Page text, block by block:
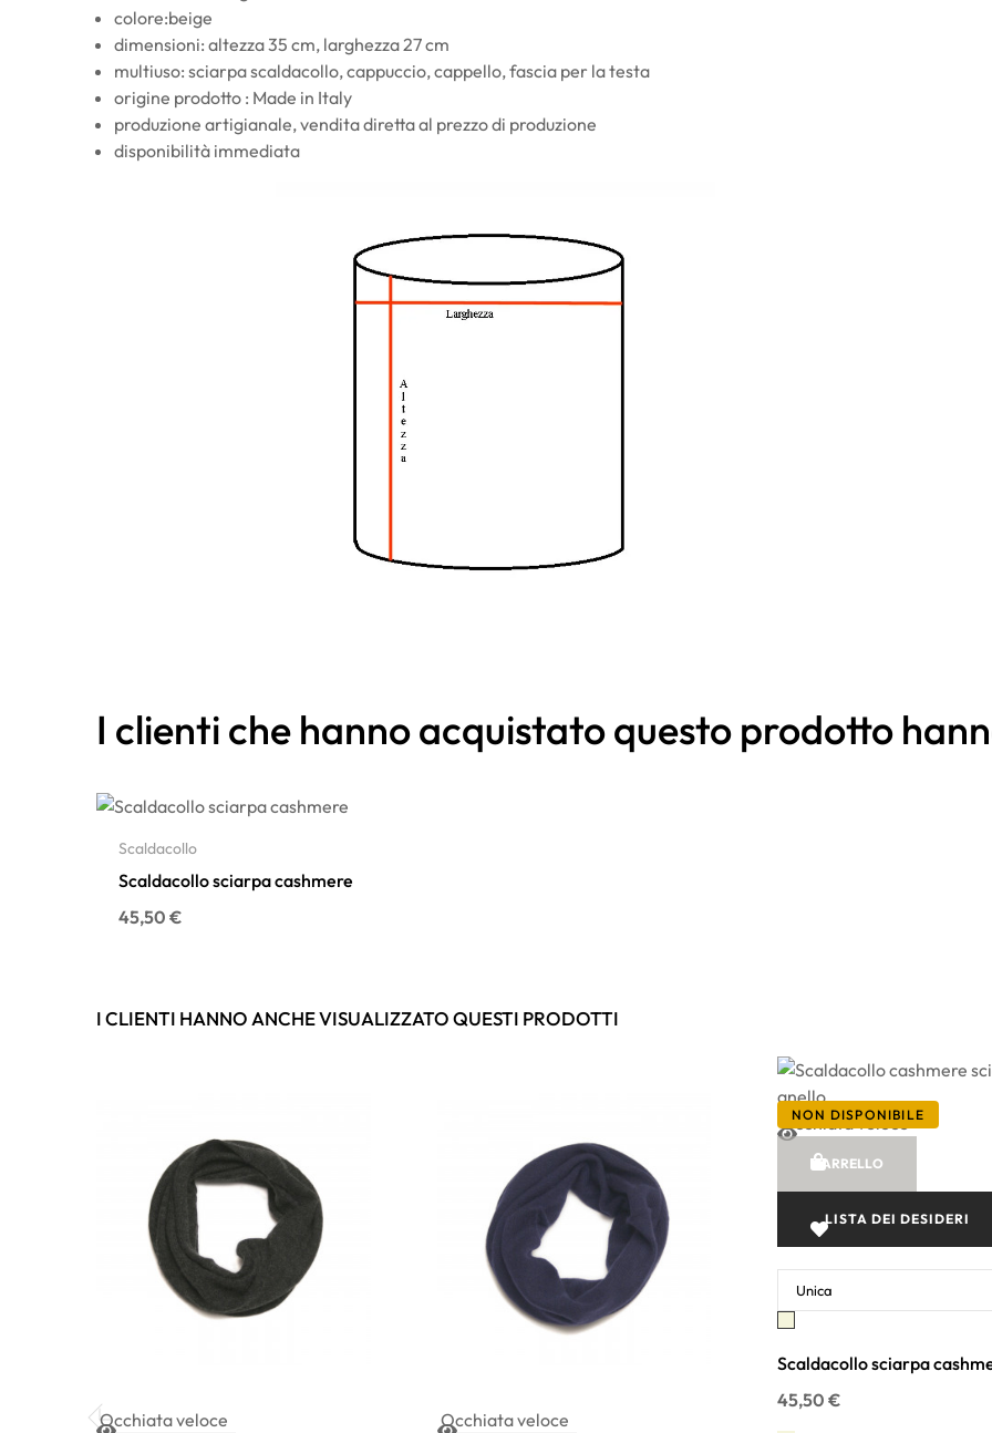
colore:beige
dimensioni: altezza 35 cm, larghezza 27 cm
multiuso: sciarpa scaldacollo, cappuccio, cappello, fascia per la testa
origine prodotto : Made in Italy
produzione artigianale, vendita diretta al prezzo di produzione
disponibilità immediata
I clienti che hanno acquistato questo prodotto
Scaldacollo
Scaldacollo sciarpa cashmere
Prezzo
45,50 €
I CLIENTI HANNO ANCHE VISUALIZZATO QUESTI PRODOTTI
Occhiata veloce Occhiata veloce
NON DISPONIBILE
Occhiata veloce
CARRELLO
LISTA DEI DESIDERI
Beige
Scaldacollo sciarpa
45,50 €